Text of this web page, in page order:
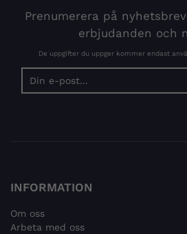
Prenumerera på
erbjudanden och
De uppgifter du uppger kommer endast
INFORMATION
Om oss
Arbeta med oss